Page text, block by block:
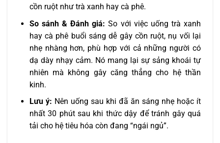
cồn ruột như trà xanh hay cà phê.
So sánh & Đánh giá: So với việc uống trà xanh
hay cà phê buổi sáng dễ gây cồn ruột, nụ vối lại
nhẹ nhàng hơn, phù hợp với cả những người có
dạ dày nhạy cảm. Nó mang lại sự sảng khoái tự
nhiên mà không gây căng thẳng cho hệ thần
kinh.
Lưu ý: Nên uống sau khi đã ăn sáng nhẹ hoặc ít
nhất 30 phút sau khi thức dậy để tránh gây quá
tải cho hệ tiêu hóa còn đang “ngái ngủ”.